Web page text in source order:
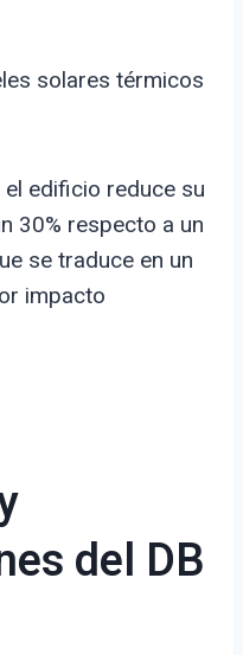
solares térmicos
edificio reduce su
30% respecto a un
se traduce en un
impacto
del DB